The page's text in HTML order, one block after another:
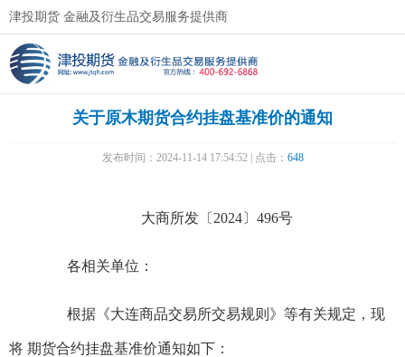
津投期货 金融及衍生品交易服务提供商
关于原木期货合约挂盘基准价的通知
发布时间：2024-11-14 17:54:52 | 点击： 648
大商所发〔2024〕496号
各相关单位：
根据《大连商品交易所交易规则》等有关规定，现
将 期货合约挂盘基准价通知如下：